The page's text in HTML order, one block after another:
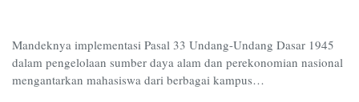
Mandeknya implementasi Pasal 33 Undang-Undang Dasar 1945
dalam pengelolaan sumber daya alam dan perekonomian nasional
mengantarkan mahasiswa dari berbagai kampus…